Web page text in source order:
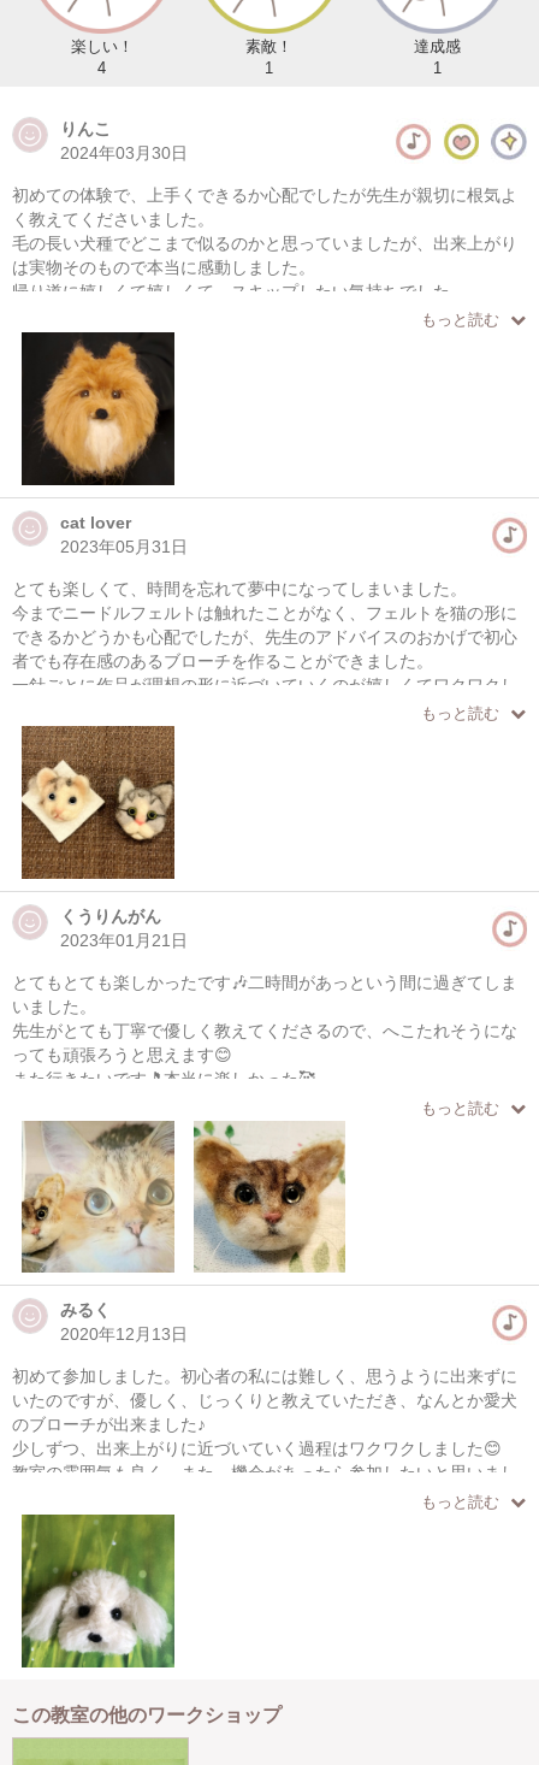
楽しい！
4
素敵！
1
達成感
1
りんこ
2024年03月30日
初めての体験で、上手くできるか心配でしたが先生が親切に根気よ
く教えてくださいました。
毛の長い犬種でどこまで似るのかと思っていましたが、出来上がり
は実物そのもので本当に感動しました。
帰り道に嬉しくて嬉しくて、スキップしたい気持ちでした。
もっと読む
cat lover
2023年05月31日
とても楽しくて、時間を忘れて夢中になってしまいました。
今までニードルフェルトは触れたことがなく、フェルトを猫の形に
できるかどうかも心配でしたが、先生のアドバイスのおかげで初心
者でも存在感のあるブローチを作ることができました。
一針ごとに作品が理想の形に近づいていくのが嬉しくてワクワクし
ました。他にも作ってみたい作品がたくさんあり、ハマってしまい
そうです。
素敵な時間を本当にありがとうございました。
もっと読む
くうりんがん
2023年01月21日
とてもとても楽しかったです🎶二時間があっという間に過ぎてしま
いました。
先生がとても丁寧で優しく教えてくださるので、へこたれそうにな
っても頑張ろうと思えます😊
また行きたいです🎵本当に楽しかった🥰
もっと読む
みるく
2020年12月13日
初めて参加しました。初心者の私には難しく、思うように出来ずに
いたのですが、優しく、じっくりと教えていただき、なんとか愛犬
のブローチが出来ました♪
少しずつ、出来上がりに近づいていく過程はワクワクしました😊
教室の雰囲気も良く、また、機会があったら参加したいと思いまし
もっと読む
この教室の他のワークショップ